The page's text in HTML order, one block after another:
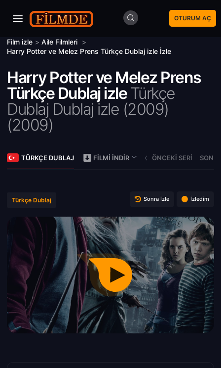
OTURUM AÇ
Film izle > Aile Filmleri >
Harry Potter ve Melez Prens Türkçe Dublaj izle İzle
Harry Potter ve Melez Prens
Türkçe Dublaj izleTürkçe
Dublaj Dublaj izle (2009)
(2009)
TÜRKÇE DUBLAJ FILMI İNDIR ÖNCEKI SERI
Türkçe Dublaj Sonra İzle İzledim